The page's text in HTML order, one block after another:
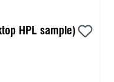
HPL sample)